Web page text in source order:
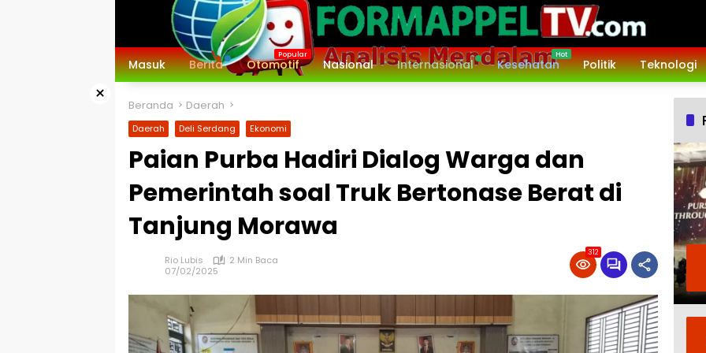
Masuk Berita Otomotif Nasional Internasional Kesehatan Politik Teknologi
× Beranda Daerah
Daerah Deli Serdang Ekonomi
Paian Purba Hadiri Dialog Warga dan
Pemerintah soal Truk Bertonase Berat di
Tanjung Morawa
Rio Lubis
2 Min Baca
07/02/2025
312